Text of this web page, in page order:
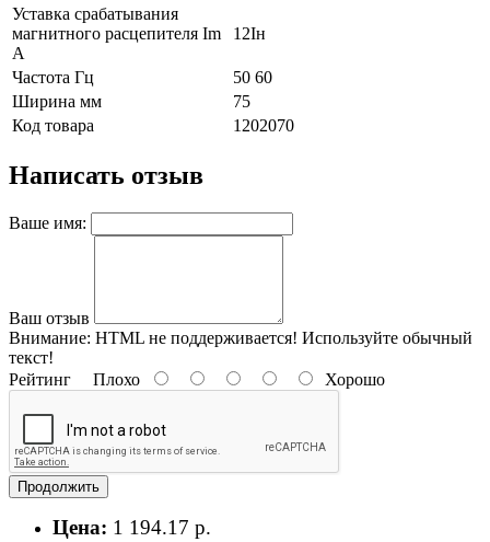
Уставка срабатывания
магнитного расцепителя Im
А
12Iн
Частота Гц
50 60
Ширина мм
75
Код товара
1202070
Написать отзыв
Ваше имя:
Ваш отзыв
Внимание: HTML не поддерживается! Используйте обычный
текст!
Рейтинг Плохо Хорошо
Продолжить
Цена: 1 194.17 р.